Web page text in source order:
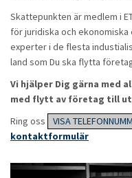
Skattepunkten är medlem i
för juridiska och ekonomiska
experter i de flesta
land som Du ska flytta
Vi hjälper Dig gärna med
med flytt av företag till
Ring oss
VISA
kontaktformulär